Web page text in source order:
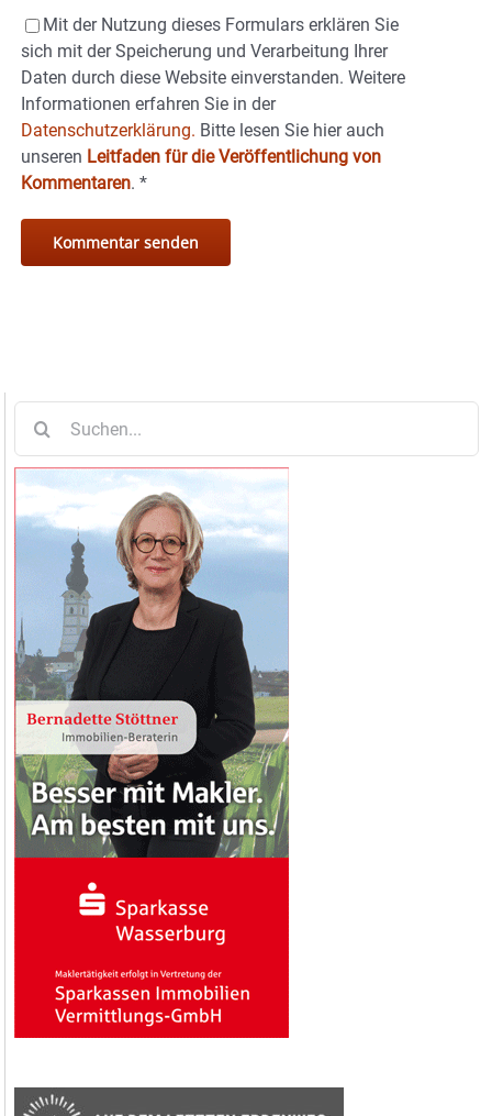
Mit der Nutzung dieses Formulars erklären Sie
sich mit der Speicherung und Verarbeitung Ihrer
Daten durch diese Website einverstanden. Weitere
Informationen erfahren Sie in der
Datenschutzerklärung. Bitte lesen Sie hier auch
unseren Leitfaden für die Veröffentlichung von
Kommentaren. *
nach: